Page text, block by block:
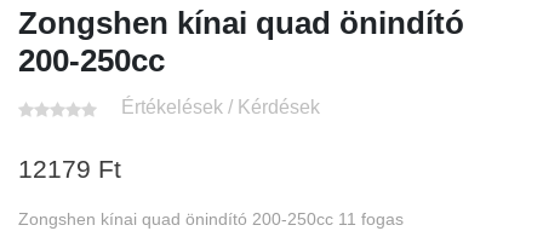
Zongshen kínai quad önindító
200-250cc
Értékelések / Kérdések
12179 Ft
Zongshen kínai quad önindító 200-250cc 11 fogas